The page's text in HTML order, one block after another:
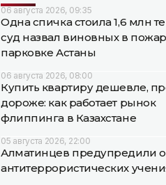
06 августа 2026, 09:35
Одна спичка стоила 1,6 млн
суд назвал виновных в
парковке Астаны
06 августа 2026, 08:00
Купить квартиру дешевле,
дороже: как работает рынок
флиппинга в Казахстане
05 августа 2026, 22:00
Алматинцев предупредили
антитеррористических